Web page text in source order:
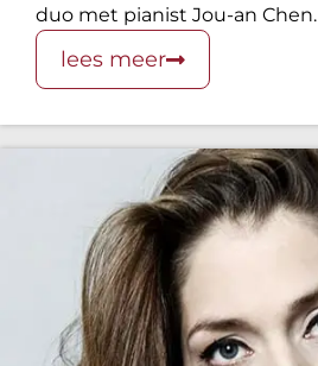
duo met pianist Jou-an Chen.
lees meer